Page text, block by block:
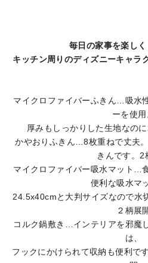
毎日の家事を楽しく
キッチン周りのディズニーキャラ
マイクロファイバーふきん…吸水
ーを使用
厚みもしっかりした生地なの
かやおりふきん…8枚重ねで丈夫
きんです。2
マイクロファイバー吸水マット…
便利な吸水マ
24.5x40cmと大判サイズなので
２柄展
コルク鍋敷き…インテリアを邪魔
は、
フックにかけられて収納も便利